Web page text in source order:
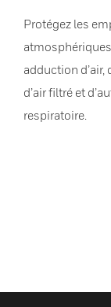
Protégez les
adduction
d’air filtré et
respiratoire.